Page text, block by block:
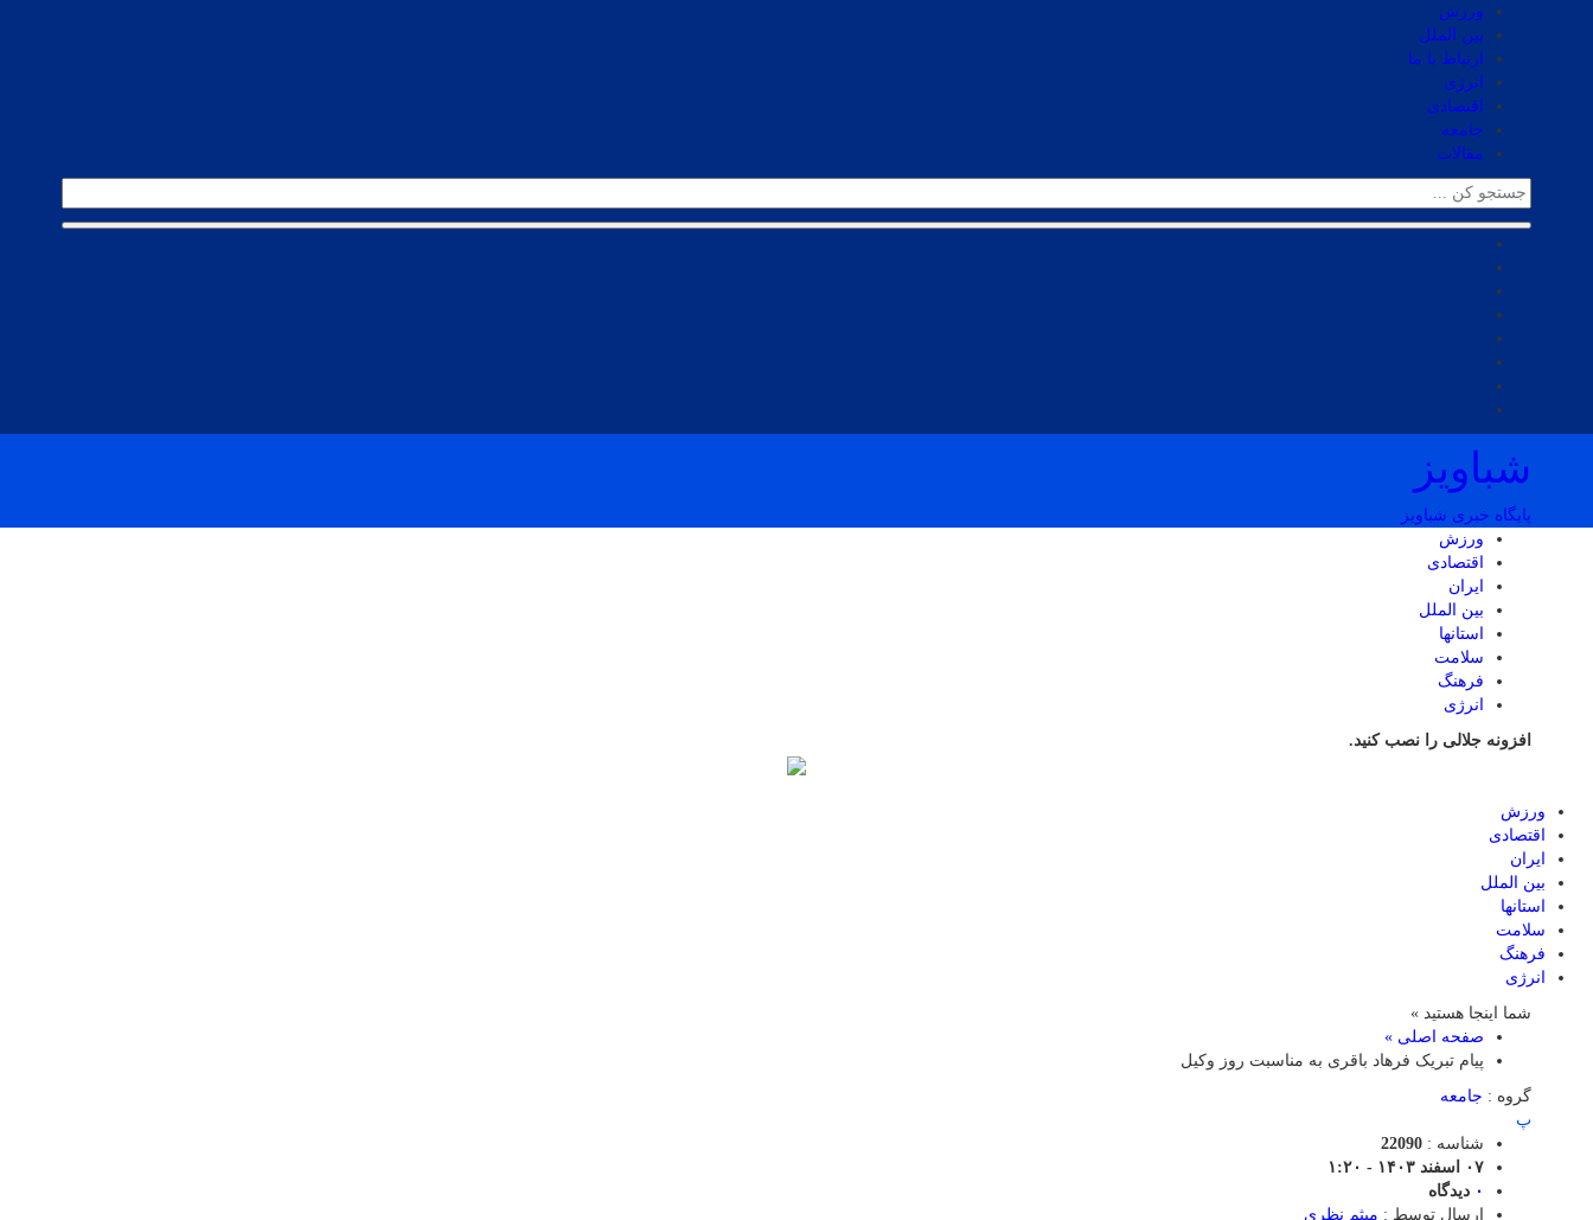
ورزش
بین الملل
ارتباط با ما
انرژی
اقتصادی
جامعه
مقالات
شباویز
پایگاه خبری شباویز
ورزش
اقتصادی
ایران
بین الملل
استانها
سلامت
فرهنگ
انرژی
افزونه جلالی را نصب کنید.
ورزش
اقتصادی
ایران
بین الملل
استانها
سلامت
فرهنگ
انرژی
شما اینجا هستید »
صفحه اصلی »
پیام تبریک فرهاد باقری به مناسبت روز وکیل
گروه : جامعه
پ
شناسه : 22090
۰۷ اسفند ۱۴۰۳ - ۱:۲۰
۰ دیدگاه
ارسال توسط : میثم نظری